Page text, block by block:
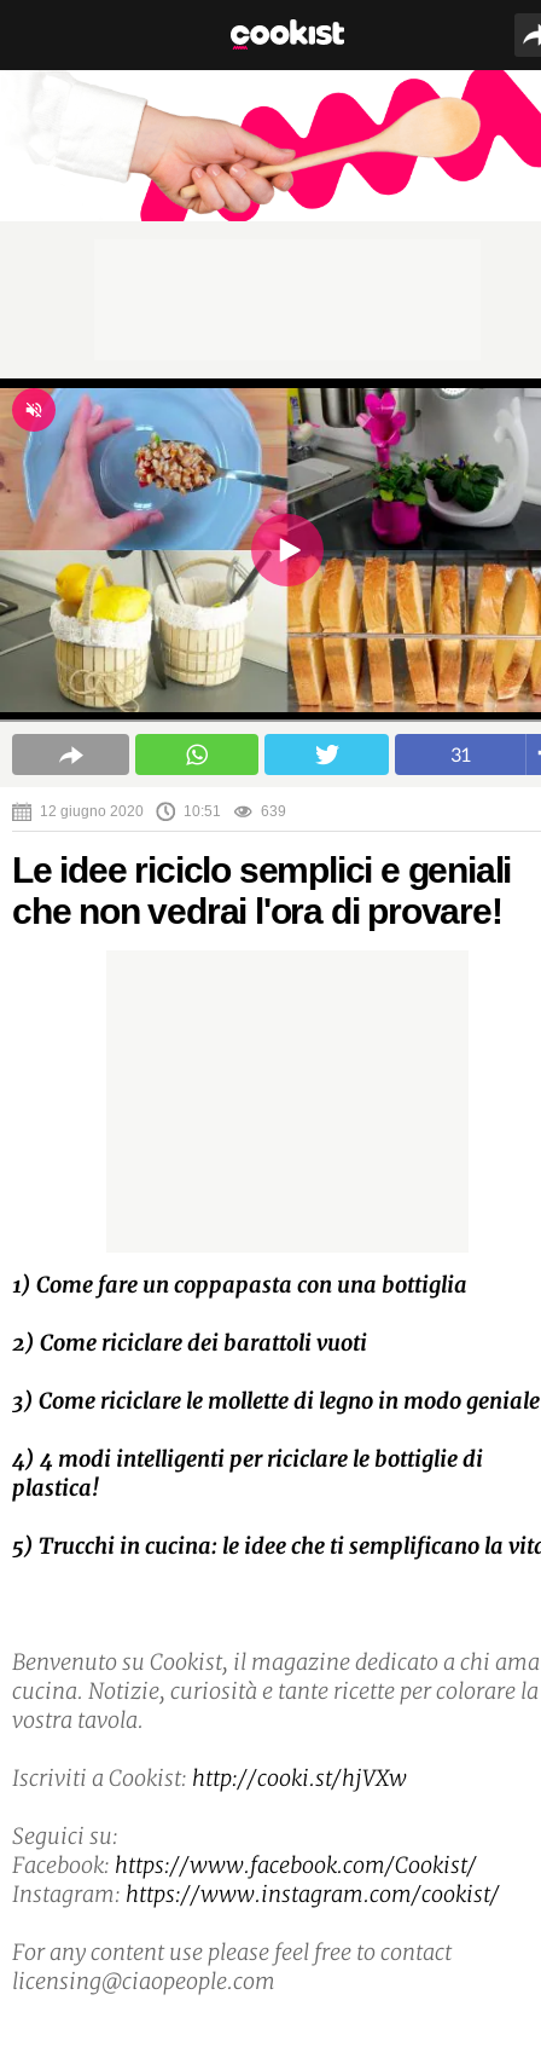
31
12 giugno 2020 10:51 639
Le idee riciclo semplici e geniali
che non vedrai l'ora di provare!
1) Come fare un coppapasta con una bottiglia
2) Come riciclare dei barattoli vuoti
3) Come riciclare le mollette di legno in modo
4) 4 modi intelligenti per riciclare le bottiglie di
plastica!
5) Trucchi in cucina: le idee che ti semplificano la
Benvenuto su Cookist, il magazine dedicato a chi
cucina. Notizie, curiosità e tante ricette per colorare la
vostra tavola.
Iscriviti a Cookist: http://cooki.st/hjVXw
Seguici su:
Facebook: https://www.facebook.com/Cookist/
Instagram: https://www.instagram.com/cookist/
For any content use please feel free to contact
licensing@ciaopeople.com